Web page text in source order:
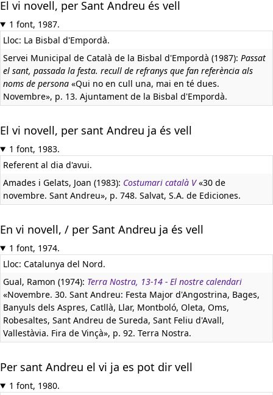
El vi novell, per Sant Andreu és vell
1 font, 1987.
Lloc: La Bisbal d'Empordà.
Servei Municipal de Català de la Bisbal d'Empordà (1987): Passat
el sant, passada la festa. recull de refranys que fan referència als
noms de persona «Qui no en cull una, mai en té dues.
Novembre», p. 13. Ajuntament de la Bisbal d'Empordà.
El vi novell, per sant Andreu ja és vell
1 font, 1983.
Referent al dia d'avui.
Amades i Gelats, Joan (1983): Costumari català V«30 de
novembre. Sant Andreu», p. 748. Salvat, S.A. de Ediciones.
En vi novell, / per Sant Andreu ja és vell
1 font, 1974.
Lloc: Catalunya del Nord.
Gual, Ramon (1974): Terra Nostra, 13-14 - El nostre calendari
«Novembre. 30. Sant Andreu: Festa Major d'Angostrina, Bages,
Banyuls dels Aspres, Catllà, Llar, Montboló, Oleta, Oms,
Robesaltes, Sant Andreu de Sureda, Sant Feliu d'Avall,
Vallestàvia. Fira de Vinçà», p. 92. Terra Nostra.
Per sant Andreu el vi ja es pot dir vell
1 font, 1980.